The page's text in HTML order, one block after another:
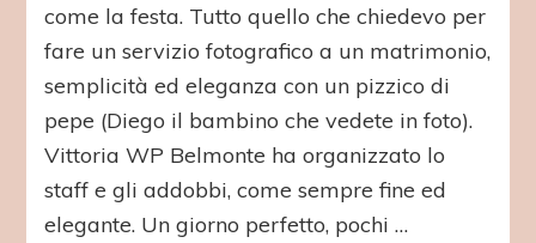
come la festa. Tutto quello che chiedevo per
fare un servizio fotografico a un matrimonio,
semplicità ed eleganza con un pizzico di
pepe (Diego il bambino che vedete in foto).
Vittoria WP Belmonte ha organizzato lo
staff e gli addobbi, come sempre fine ed
elegante. Un giorno perfetto, pochi …